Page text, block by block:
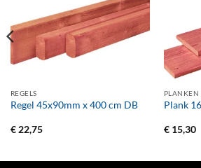
REGELS
Regel 45x90mm x 400 cm DB
€22,75
PLANKEN
Plank
€15,30